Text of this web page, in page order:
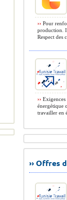
›› Pour
production.
Respect des
››
énergétique
travailler en
›› Offres